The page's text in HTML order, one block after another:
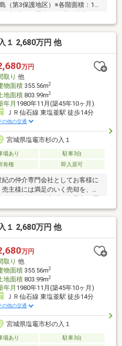
（第3保護地区）※各階面積：1階
なります。※通学の区域に関して
認ください。
１ 2,680万円 他
万円
取り 他
物面積355.56m2
地面積803.99m2
年月 1980年11月(築45年10ヶ月)
ＪＲ仙石線 東塩釜駅 徒歩14分
の他の交通
宮城県塩竈市杉の入１
場あり
駐車3台
有権 即入居可
の仲介専門会社としてお客様に
主様には満足のいく売却を、買
１ 2,680万円 他
万円
取り 他
物面積355.56m2
地面積803.99m2
年月 1980年11月(築45年10ヶ月)
ＪＲ仙石線 東塩釜駅 徒歩14分
の他の交通
宮城県塩竈市杉の入１
場あり
駐車3台